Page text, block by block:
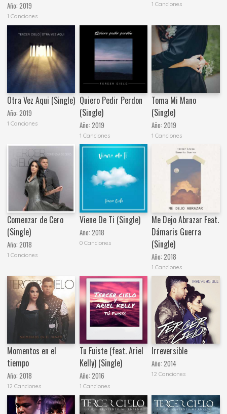
Año:2019
1 Canciones
1 Canciones
Otra Vez Aqui (Single)
Año:2019
1 Canciones
Quiero Pedir Perdon
(Single)
Año: 2019
1 Canciones
Toma Mi Mano
(Single)
Año:2019
1 Canciones
Comenzar de Cero
(Single)
Año:2018
1 Canciones
Viene De Ti (Single)
Año: 2018
0 Canciones
Me Dejo Abrazar Feat.
Dámaris Guerra
(Single)
Año:2018
1 Canciones
Momentos en el
tiempo
Año:2018
12 Canciones
Tu Fuiste (feat. Ariel
Kelly) (Single)
Año: 2016
1 Canciones
Irreversible
Año:2014
12 Canciones